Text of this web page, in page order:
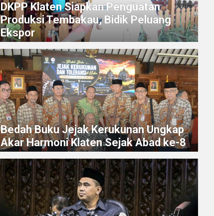
DKPP Klaten Siapkan Penguatan
Produksi Tembakau, Bidik Peluang
Ekspor
Bedah Buku Jejak Kerukunan Ungkap
Akar Harmoni Klaten Sejak Abad ke-8